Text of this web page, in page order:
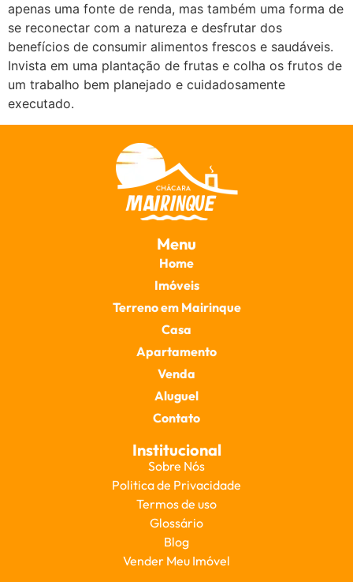
apenas uma fonte de renda, mas também uma forma de
se reconectar com a natureza e desfrutar dos
benefícios de consumir alimentos frescos e saudáveis.
Invista em uma plantação de frutas e colha os frutos de
um trabalho bem planejado e cuidadosamente
executado.
Menu
Home
Imóveis
Terreno em Mairinque
Casa
Apartamento
Venda
Aluguel
Contato
Institucional
Sobre Nós
Politica de Privacidade
Termos de uso
Glossário
Blog
Vender Meu Imóvel